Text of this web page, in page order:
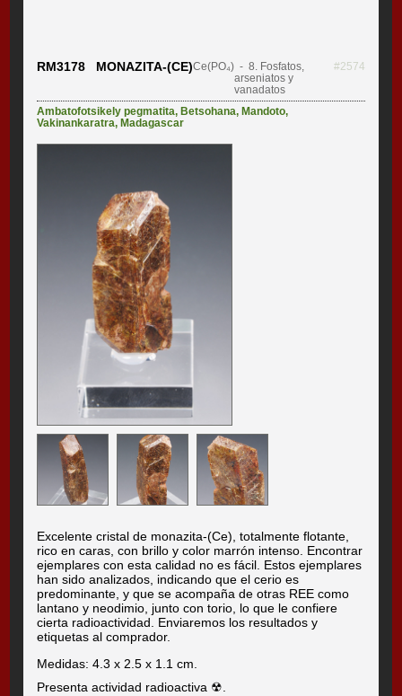
RM3178 MONAZITA-(CE)Ce(PO₄) - 8. Fosfatos,
arseniatos y
vanadatos
#2574
Ambatofotsikely pegmatita, Betsohana, Mandoto,
Vakinankaratra, Madagascar
Excelente cristal de monazita-(Ce), totalmente flotante,
rico en caras, con brillo y color marrón intenso. Encontrar
ejemplares con esta calidad no es fácil. Estos ejemplares
han sido analizados, indicando que el cerio es
predominante, y que se acompaña de otras REE como
lantano y neodimio, junto con torio, lo que le confiere
cierta radioactividad. Enviaremos los resultados y
etiquetas al comprador.
Medidas: 4.3 x 2.5 x 1.1 cm.
Presenta actividad radioactiva ☢.